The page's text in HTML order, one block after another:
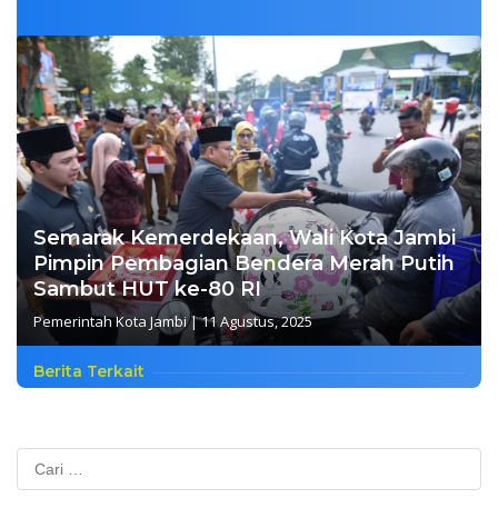
Semarak Kemerdekaan, Wali Kota Jambi
Pimpin Pembagian Bendera Merah Putih
Sambut HUT ke-80 RI
Pemerintah Kota Jambi|11 Agustus, 2025
Berita Terkait
Cari
untuk: